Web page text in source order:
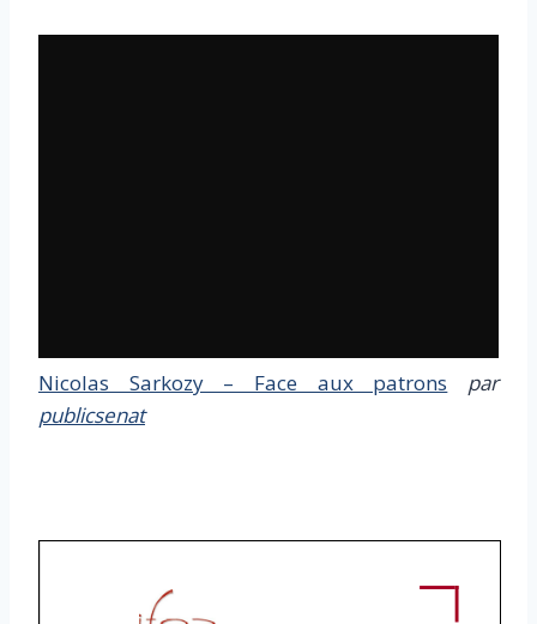
Nicolas Sarkozy – Face aux patrons
par
publicsenat